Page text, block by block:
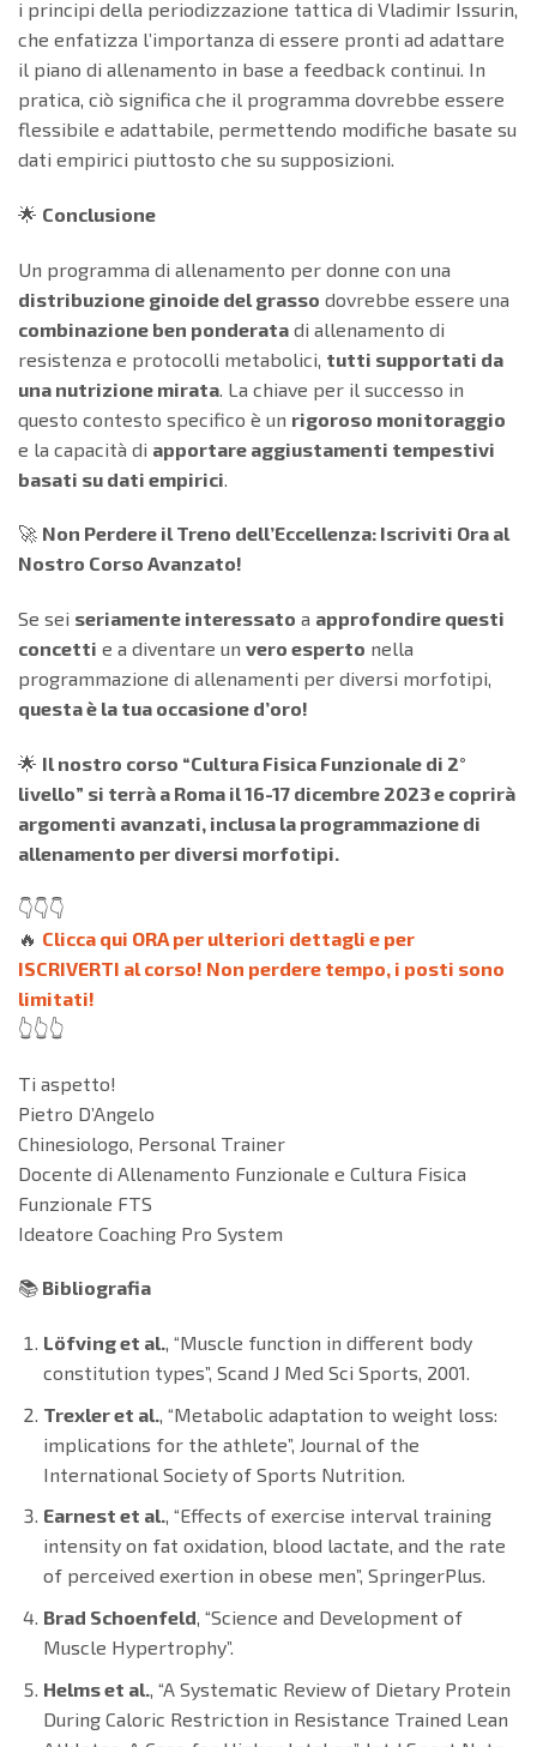
i principi della periodizzazione tattica di Vladimir Issurin,
che enfatizza l’importanza di essere pronti ad adattare
il piano di allenamento in base a feedback continui. In
pratica, ciò significa che il programma dovrebbe essere
flessibile e adattabile, permettendo modifiche basate su
dati empirici piuttosto che su supposizioni.
🌟 Conclusione
Un programma di allenamento per donne con una
distribuzione ginoide del grasso dovrebbe essere una
combinazione ben ponderata di allenamento di
resistenza e protocolli metabolici, tutti supportati da
una nutrizione mirata . La chiave per il successo in
questo contesto specifico è un rigoroso monitoraggio
e la capacità di apportare aggiustamenti tempestivi
basati su dati empirici
🚀 Non Perdere il Treno dell’Eccellenza: Iscriviti Ora al
Nostro Corso Avanzato!
Se sei seriamente interessato a approfondire questi
concetti e a diventare un vero esperto nella
programmazione di allenamenti per diversi morfotipi,
questa è la tua occasione d’oro!
🌟 Il nostro corso “Cultura Fisica Funzionale di 2°
livello” si terrà a Roma il 16-17 dicembre 2023 e coprirà
argomenti avanzati, inclusa la programmazione di
allenamento per diversi morfotipi.
👇👇👇
🔥 Clicca qui ORA per ulteriori dettagli e per
ISCRIVERTI al corso! Non perdere tempo, i posti sono
limitati!
👆👆👆
Ti aspetto!
Pietro D’Angelo
Chinesiologo, Personal Trainer
Docente di Allenamento Funzionale e Cultura Fisica
Funzionale FTS
Ideatore Coaching Pro System
📚 Bibliografia
Löfving et al., “Muscle function in different body
constitution types”, Scand J Med Sci Sports, 2001.
Trexler et al. , “Metabolic adaptation to weight loss:
implications for the athlete”, Journal of the
International Society of Sports Nutrition.
Earnest et al., “Effects of exercise interval training
intensity on fat oxidation, blood lactate, and the rate
of perceived exertion in obese men”, SpringerPlus.
Brad Schoenfeld, “Science and Development of
Muscle Hypertrophy”.
Helms et al. , “A Systematic Review of Dietary Protein
During Caloric Restriction in Resistance Trained Lean